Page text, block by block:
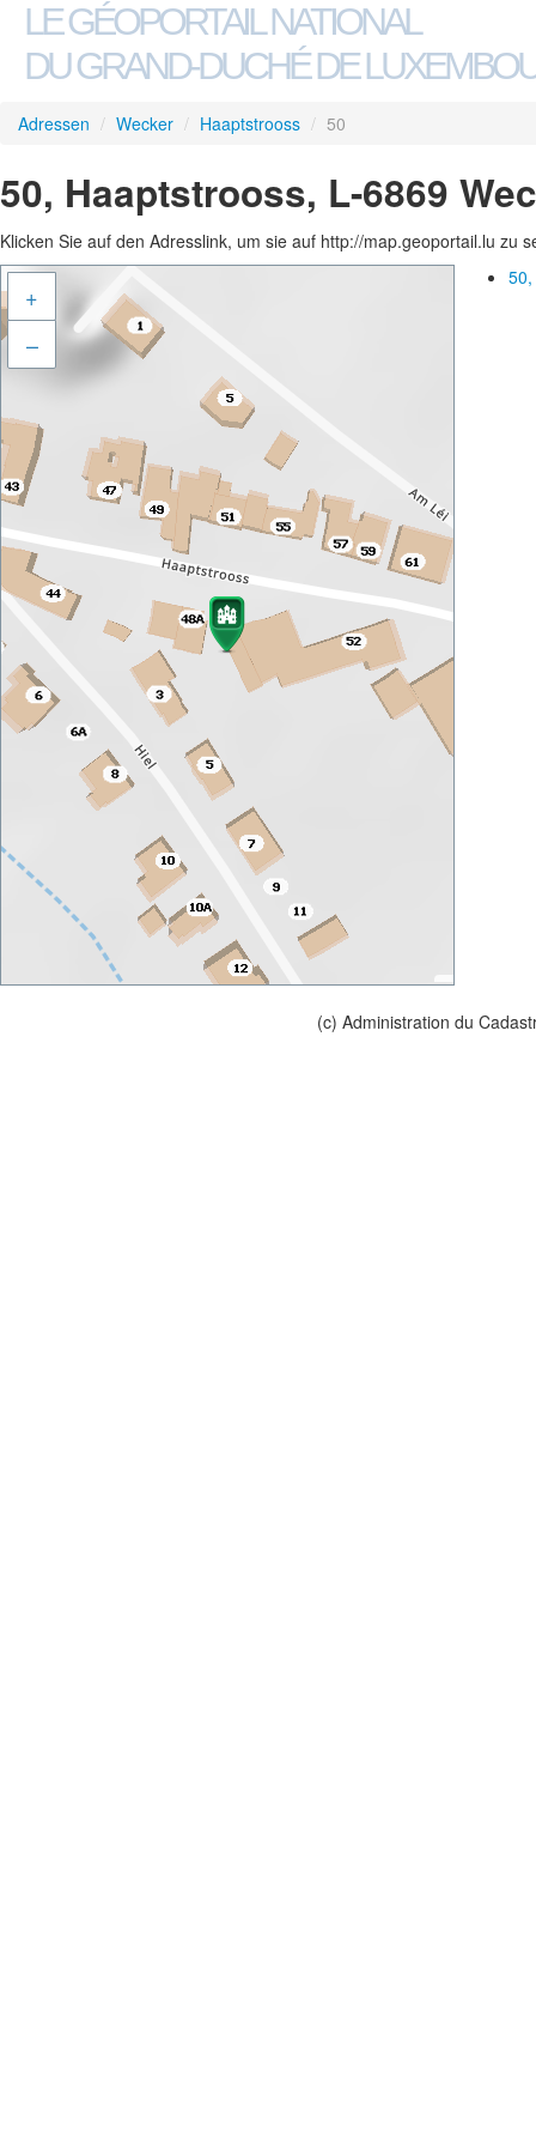
LE GÉOPORTAIL NATIONAL
DU GRAND-DUCHÉ DE
Adressen / Wecker / Haaptstrooss / 50
50, Haaptstrooss, L-6869
Klicken Sie auf den Adresslink, um sie auf http://map.geoportail.lu zu
+
–
(c) Administration du